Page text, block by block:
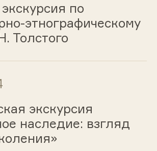
по
этнографическому
Толстого
экскурсия
наследие: взгляд